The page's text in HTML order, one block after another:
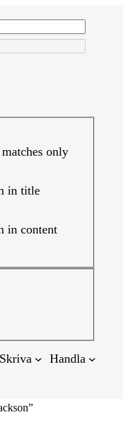
only
in title
in content
Skriva
Handla